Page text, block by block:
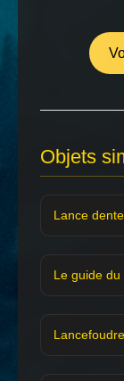
Objets
Lance
Le guide du
Lancefoudre